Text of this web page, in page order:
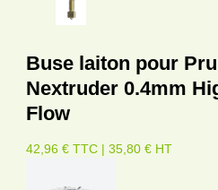
Buse laiton pour
Nextruder 0.4mm
Flow
42,96 € TTC | 35,80 € HT